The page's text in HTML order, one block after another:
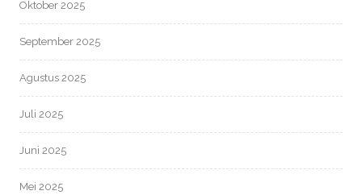
Oktober 2025
September 2025
Agustus 2025
Juli 2025
Juni 2025
Mei 2025